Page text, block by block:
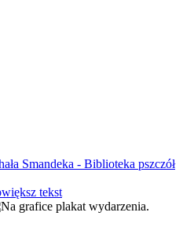
Smandeka - Biblioteka pszczół
tekst